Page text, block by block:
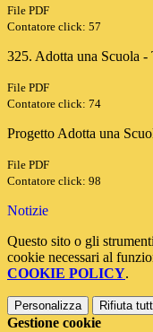
File PDF
Contatore click: 57
325. Adotta una Scuola
File PDF
Contatore click: 74
Progetto Adotta una
File PDF
Contatore click: 98
Notizie
Questo sito o gli
cookie necessari al
COOKIE POLICY.
Personalizza Rifiuta
Gestione cookie